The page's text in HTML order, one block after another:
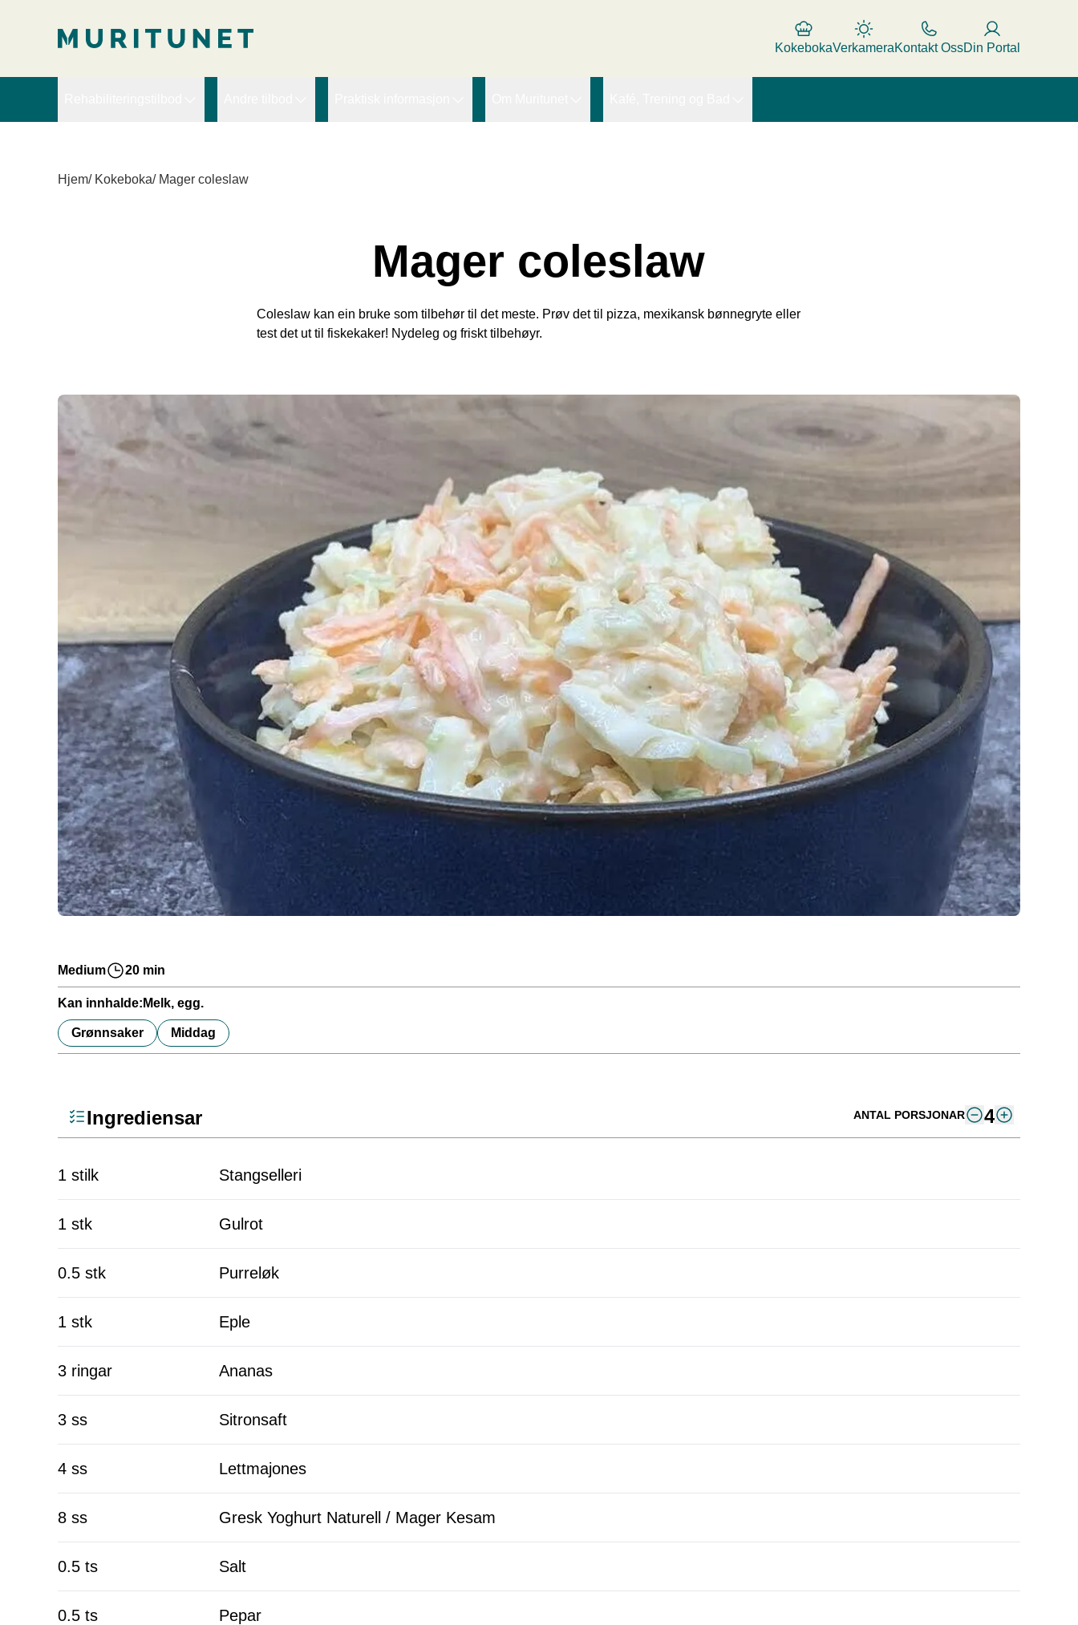
KokebokaVerkameraKontakt OssDin Portal
Om organisasjon
Hjem/ Kokeboka/ Mager coleslaw
Mager coleslaw
Coleslaw kan ein bruke som tilbehør til det meste. Prøv det til pizza, mexikansk bønnegryte eller
test det ut til fiskekaker! Nydeleg og friskt tilbehøyr.
Medium 20 min
Kan innhalde: Melk, egg.
Grønnsaker Middag
Ingrediensar ANTAL PORSJONAR 4
1 stilk Stangselleri
1 stk Gulrot
0.5 stk Purreløk
1 stk Eple
3 ringar Ananas
3 ss Sitronsaft
4 ss Lettmajones
8 ss Gresk Yoghurt Naturell / Mager Kesam
0.5 ts Salt
0.5 ts Pepar